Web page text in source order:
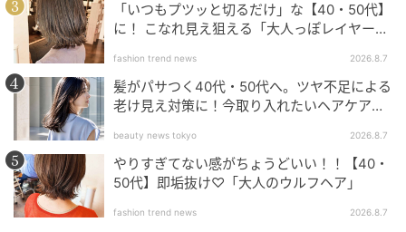
「いつもプツッと切るだけ」な【40・50代】
に！ こなれ見え狙える「大人っぽレイヤーヘ
fashion trend news 2026.8.7
髪がパサつく40代・50代へ。ツヤ不足による
老け見え対策に！今取り入れたいヘアケア名
beauty news tokyo 2026.8.7
やりすぎてない感がちょうどいい！！【40・
50代】即垢抜け♡「大人のウルフヘア」
fashion trend news 2026.8.7